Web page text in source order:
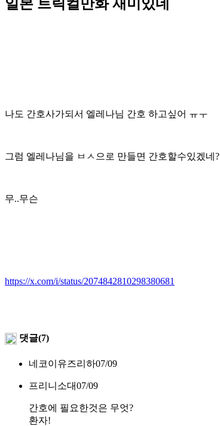
일본 트릭컬만화 재미있네
나도 간호사가되서 엘레나님 간호 하고싶어 ㅠㅜ
그럼 엘레나님을 ㅂㅅ으로 만들면 간호할수있겠네?
무..무슨
https://x.com/i/status/2074842810298380681
댓글(7)
네코이유즈리하07/09
프리니소대07/09
간호에 필요한것은 무엇?
환자!